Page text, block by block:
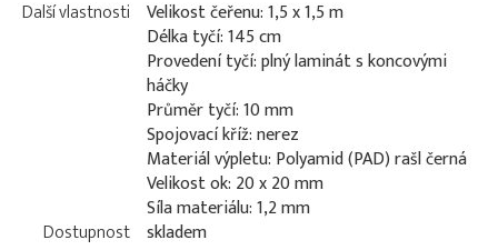
Další vlastnosti Velikost čeřenu: 1,5 x 1,5 m
Délka tyčí: 145 cm
Provedení tyčí: plný laminát s koncovými
háčky
Průměr tyčí: 10 mm
Spojovací kříž: nerez
Materiál výpletu: Polyamid (PAD) rašl černá
Velikost ok: 20 x 20 mm
Síla materiálu: 1,2 mm
Dostupnost skladem